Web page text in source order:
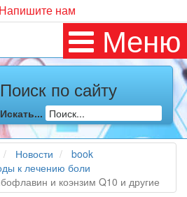
Напишите нам
Меню
Поиск по сайту
Искать...
Новости
book
к лечению боли
и коэнзим Q10 и другие
вы соблюдали все меры
19 (вы почти все время дома),
то образом простудились. Вы
на средиземноморскую диету
многие причудливые диеты